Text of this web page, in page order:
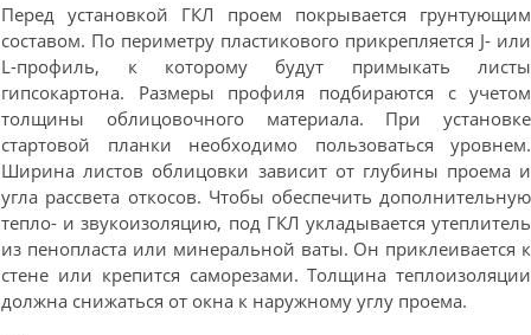
Перед установкой ГКЛ проем покрывается грунтующим
составом. По периметру пластикового прикрепляется J- или
L-профиль, к которому будут примыкать листы
гипсокартона. Размеры профиля подбираются с учетом
толщины облицовочного материала. При установке
стартовой планки необходимо пользоваться уровнем.
Ширина листов облицовки зависит от глубины проема и
угла рассвета откосов. Чтобы обеспечить дополнительную
тепло- и звукоизоляцию, под ГКЛ укладывается утеплитель
из пенопласта или минеральной ваты. Он приклеивается к
стене или крепится саморезами. Толщина теплоизоляции
должна снижаться от окна к наружному углу проема.